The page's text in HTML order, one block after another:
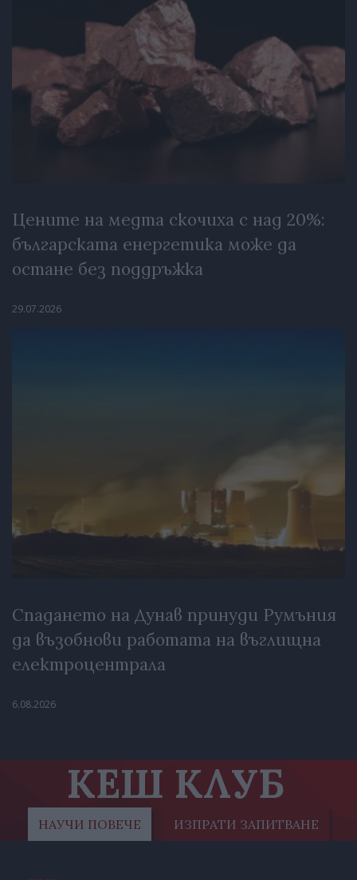
Цените на медта скочиха с над 20%:
българската енергетика може да
остане без поддръжка
29.07.2026
Спадането на Дунав принуди Румъния
да възобнови работата на въглищна
електроцентрала
6.08.2026
КЕШ КЛУБ
НАУЧИ ПОВЕЧЕ ИЗПРАТИ ЗАПИТВАНЕ